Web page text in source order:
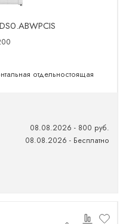
отдельностоящая
08.08.2026 - 800 руб.
08.08.2026 - Бесплатно